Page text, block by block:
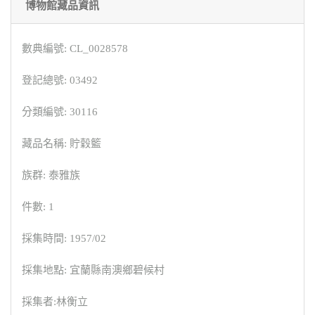
博物館藏品資訊
數典編號: CL_0028578
登記總號: 03492
分類編號: 30116
藏品名稱: 貯穀籃
族群: 泰雅族
件數: 1
採集時間: 1957/02
採集地點: 宜蘭縣南澳鄉碧候村
採集者:林衡立